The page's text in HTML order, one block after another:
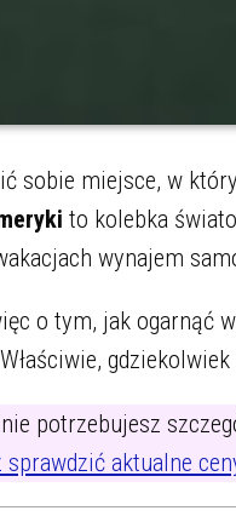
sobie miejsce, w
to kolebka
wynajem
o tym, jak ogarnąć
potrzebujesz
aktualne